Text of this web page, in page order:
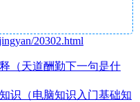
20302.html
（天道酬勤下一句是什
识（电脑知识入门基础知